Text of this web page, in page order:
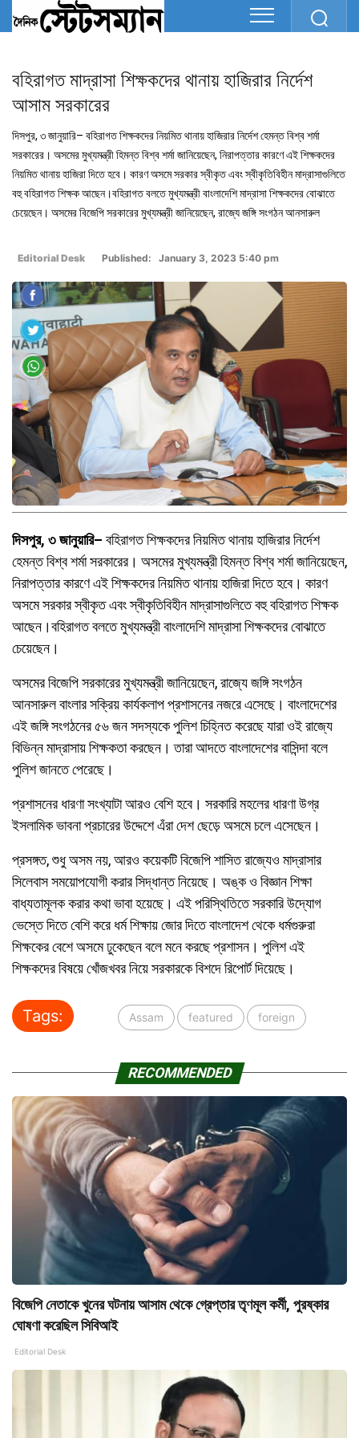
বহিরাগত মাদ্রাসা শিক্ষকদের থানায় হাজিরার নির্দেশ
আসাম সরকারের
দিসপুর, ৩ জানুয়ারি– বহিরাগত শিক্ষকদের নিয়মিত থানায় হাজিরার নির্দেশ হেমন্ত বিশ্ব শর্মা
সরকারের। অসমের মুখ্যমন্ত্রী হিমন্ত বিশ্ব শর্মা জানিয়েছেন, নিরাপত্তার কারণে এই শিক্ষকদের
নিয়মিত থানায় হাজিরা দিতে হবে। কারণ অসমে সরকার স্বীকৃত এবং স্বীকৃতিবিহীন মাদ্রাসাগুলিতে
বহু বহিরাগত শিক্ষক আছেন।বহিরাগত বলতে মুখ্যমন্ত্রী বাংলাদেশি মাদ্রাসা শিক্ষকদের বোঝাতে
চেয়েছেন। অসমের বিজেপি সরকারের মুখ্যমন্ত্রী জানিয়েছেন, রাজ্যে জঙ্গি সংগঠন আনসারুল
Editorial Desk Published: January 3, 2023 5:40 pm
দিসপুর, ৩ জানুয়ারি– বহিরাগত শিক্ষকদের নিয়মিত থানায় হাজিরার নির্দেশ
হেমন্ত বিশ্ব শর্মা সরকারের। অসমের মুখ্যমন্ত্রী হিমন্ত বিশ্ব শর্মা জানিয়েছেন,
নিরাপত্তার কারণে এই শিক্ষকদের নিয়মিত থানায় হাজিরা দিতে হবে। কারণ
অসমে সরকার স্বীকৃত এবং স্বীকৃতিবিহীন মাদ্রাসাগুলিতে বহু বহিরাগত শিক্ষক
আছেন।বহিরাগত বলতে মুখ্যমন্ত্রী বাংলাদেশি মাদ্রাসা শিক্ষকদের বোঝাতে
চেয়েছেন।
অসমের বিজেপি সরকারের মুখ্যমন্ত্রী জানিয়েছেন, রাজ্যে জঙ্গি সংগঠন
আনসারুল বাংলার সক্রিয় কার্যকলাপ প্রশাসনের নজরে এসেছে। বাংলাদেশের
এই জঙ্গি সংগঠনের ৫৬ জন সদস্যকে পুলিশ চিহ্নিত করেছে যারা ওই রাজ্যে
বিভিন্ন মাদ্রাসায় শিক্ষকতা করছেন। তারা আদতে বাংলাদেশের বাসিন্দা বলে
পুলিশ জানতে পেরেছে।
প্রশাসনের ধারণা সংখ্যাটা আরও বেশি হবে। সরকারি মহলের ধারণা উগ্র
ইসলামিক ভাবনা প্রচারের উদ্দেশে এঁরা দেশ ছেড়ে অসমে চলে এসেছেন।
প্রসঙ্গত, শুধু অসম নয়, আরও কয়েকটি বিজেপি শাসিত রাজ্যেও মাদ্রাসার
সিলেবাস সময়োপযোগী করার সিদ্ধান্ত নিয়েছে। অঙ্ক ও বিজ্ঞান শিক্ষা
বাধ্যতামূলক করার কথা ভাবা হয়েছে। এই পরিস্থিতিতে সরকারি উদ্যোগ
ভেস্তে দিতে বেশি করে ধর্ম শিক্ষায় জোর দিতে বাংলাদেশ থেকে ধর্মগুরুরা
শিক্ষকের বেশে অসমে ঢুকেছেন বলে মনে করছে প্রশাসন। পুলিশ এই
শিক্ষকদের বিষয়ে খোঁজখবর নিয়ে সরকারকে বিশদে রিপোর্ট দিয়েছে।
Tags: Assam featured foreign
RECOMMENDED
বিজেপি নেতাকে খুনের ঘটনায় আসাম থেকে গ্রেপ্তার তৃণমূল কর্মী, পুরষ্কার
ঘোষণা করেছিল সিবিআই
Editorial Desk